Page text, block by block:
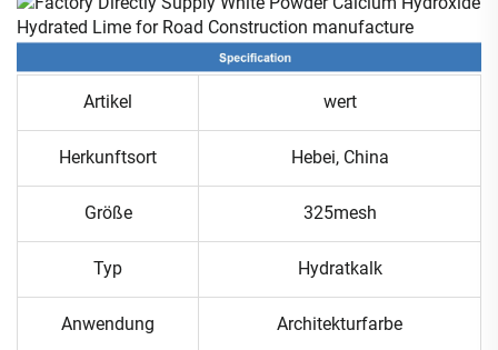
Artikel wert
Herkunftsort Hebei, China
Größe 325mesh
Typ Hydratkalk
Anwendung Architekturfarbe